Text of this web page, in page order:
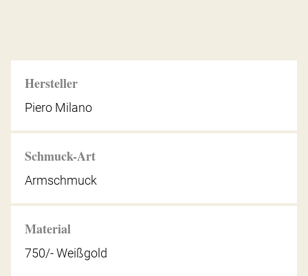
Hersteller
Piero Milano
Schmuck-Art
Armschmuck
Material
750/- Weißgold